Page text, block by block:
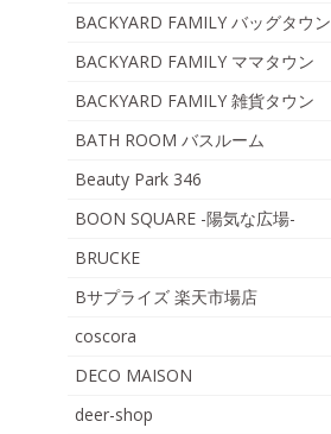
BACKYARD FAMILY バッグタウン
BACKYARD FAMILY ママタウン
BACKYARD FAMILY 雑貨タウン
BATH ROOM バスルーム
Beauty Park 346
BOON SQUARE -陽気な広場-
BRUCKE
Bサプライズ 楽天市場店
coscora
DECO MAISON
deer-shop